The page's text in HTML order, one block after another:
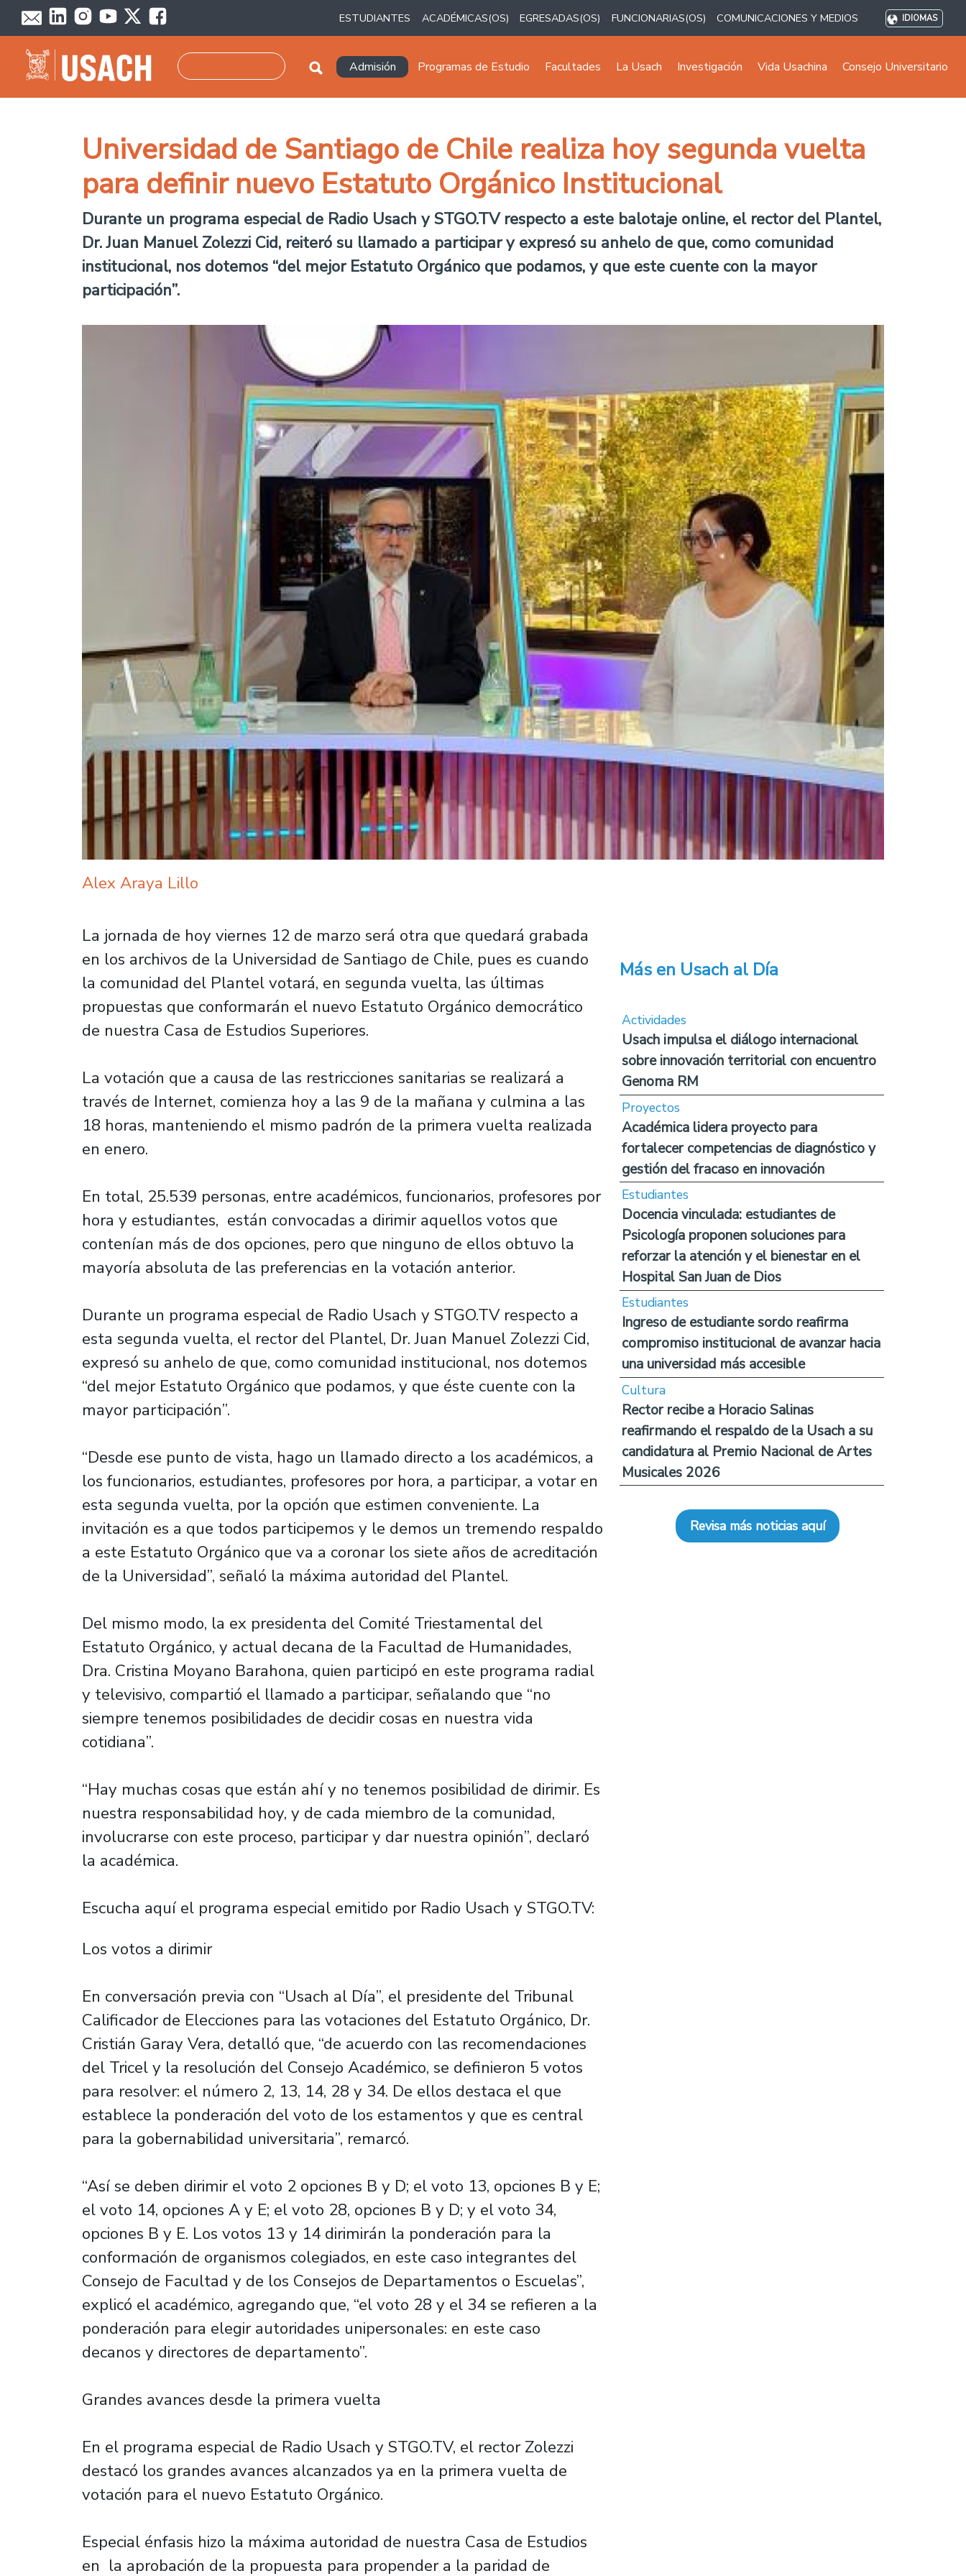
Pasar al contenido principal
ESTUDIANTES ACADÉMICAS(OS) EGRESADAS(OS) FUNCIONARIAS(OS) COMUNICACIONES Y MEDIOS IDIOMAS
Navegación principal
Admisión Programas de Estudio Facultades La Usach Investigación Vida Usachina Consejo Universitario
Universidad de Santiago de Chile realiza hoy segunda vuelta
para definir nuevo Estatuto Orgánico Institucional
Durante un programa especial de Radio Usach y STGO.TV respecto a este balotaje online, el rector del Plantel,
Dr. Juan Manuel Zolezzi Cid, reiteró su llamado a participar y expresó su anhelo de que, como comunidad
institucional, nos dotemos “del mejor Estatuto Orgánico que podamos, y que este cuente con la mayor
participación”.
Alex Araya Lillo
La jornada de hoy viernes 12 de marzo será otra que quedará grabada
en los archivos de la Universidad de Santiago de Chile, pues es cuando
la comunidad del Plantel votará, en segunda vuelta, las últimas
propuestas que conformarán el nuevo Estatuto Orgánico democrático
de nuestra Casa de Estudios Superiores.
La votación que a causa de las restricciones sanitarias se realizará a
través de Internet, comienza hoy a las 9 de la mañana y culmina a las
18 horas, manteniendo el mismo padrón de la primera vuelta realizada
en enero.
En total, 25.539 personas, entre académicos, funcionarios, profesores por
hora y estudiantes, están convocadas a dirimir aquellos votos que
contenían más de dos opciones, pero que ninguno de ellos obtuvo la
mayoría absoluta de las preferencias en la votación anterior.
Durante un programa especial de Radio Usach y STGO.TV respecto a
esta segunda vuelta, el rector del Plantel, Dr. Juan Manuel Zolezzi Cid,
expresó su anhelo de que, como comunidad institucional, nos dotemos
“del mejor Estatuto Orgánico que podamos, y que éste cuente con la
mayor participación”.
“Desde ese punto de vista, hago un llamado directo a los académicos, a
los funcionarios, estudiantes, profesores por hora, a participar, a votar en
esta segunda vuelta, por la opción que estimen conveniente. La
invitación es a que todos participemos y le demos un tremendo respaldo
a este Estatuto Orgánico que va a coronar los siete años de acreditación
de la Universidad”, señaló la máxima autoridad del Plantel.
Del mismo modo, la ex presidenta del Comité Triestamental del
Estatuto Orgánico, y actual decana de la Facultad de Humanidades,
Dra. Cristina Moyano Barahona, quien participó en este programa radial
y televisivo, compartió el llamado a participar, señalando que “no
siempre tenemos posibilidades de decidir cosas en nuestra vida
cotidiana”.
“Hay muchas cosas que están ahí y no tenemos posibilidad de dirimir. Es
nuestra responsabilidad hoy, y de cada miembro de la comunidad,
involucrarse con este proceso, participar y dar nuestra opinión”, declaró
la académica.
Escucha aquí el programa especial emitido por Radio Usach y STGO.TV:
Los votos a dirimir
En conversación previa con “Usach al Día”, el presidente del Tribunal
Calificador de Elecciones para las votaciones del Estatuto Orgánico, Dr.
Cristián Garay Vera, detalló que, “de acuerdo con las recomendaciones
del Tricel y la resolución del Consejo Académico, se definieron 5 votos
para resolver: el número 2, 13, 14, 28 y 34. De ellos destaca el que
establece la ponderación del voto de los estamentos y que es central
para la gobernabilidad universitaria”, remarcó.
“Así se deben dirimir el voto 2 opciones B y D; el voto 13, opciones B y E;
el voto 14, opciones A y E; el voto 28, opciones B y D; y el voto 34,
opciones B y E. Los votos 13 y 14 dirimirán la ponderación para la
conformación de organismos colegiados, en este caso integrantes del
Consejo de Facultad y de los Consejos de Departamentos o Escuelas”,
explicó el académico, agregando que, “el voto 28 y el 34 se refieren a la
ponderación para elegir autoridades unipersonales: en este caso
decanos y directores de departamento”.
Grandes avances desde la primera vuelta
En el programa especial de Radio Usach y STGO.TV, el rector Zolezzi
destacó los grandes avances alcanzados ya en la primera vuelta de
votación para el nuevo Estatuto Orgánico.
Especial énfasis hizo la máxima autoridad de nuestra Casa de Estudios
en la aprobación de la propuesta para propender a la paridad de
Más en Usach al Día
Actividades
Usach impulsa el diálogo internacional
sobre innovación territorial con encuentro
Genoma RM
Proyectos
Académica lidera proyecto para
fortalecer competencias de diagnóstico y
gestión del fracaso en innovación
Estudiantes
Docencia vinculada: estudiantes de
Psicología proponen soluciones para
reforzar la atención y el bienestar en el
Hospital San Juan de Dios
Estudiantes
Ingreso de estudiante sordo reafirma
compromiso institucional de avanzar hacia
una universidad más accesible
Cultura
Rector recibe a Horacio Salinas
reafirmando el respaldo de la Usach a su
candidatura al Premio Nacional de Artes
Musicales 2026
Revisa más noticias aquí